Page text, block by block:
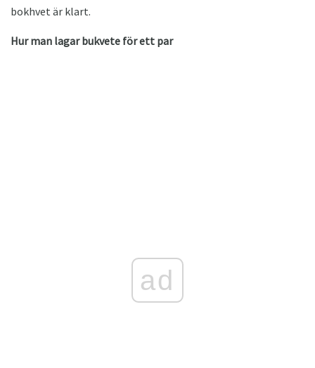
bokhvet är klart.
Hur man lagar bukvete för ett par
ad